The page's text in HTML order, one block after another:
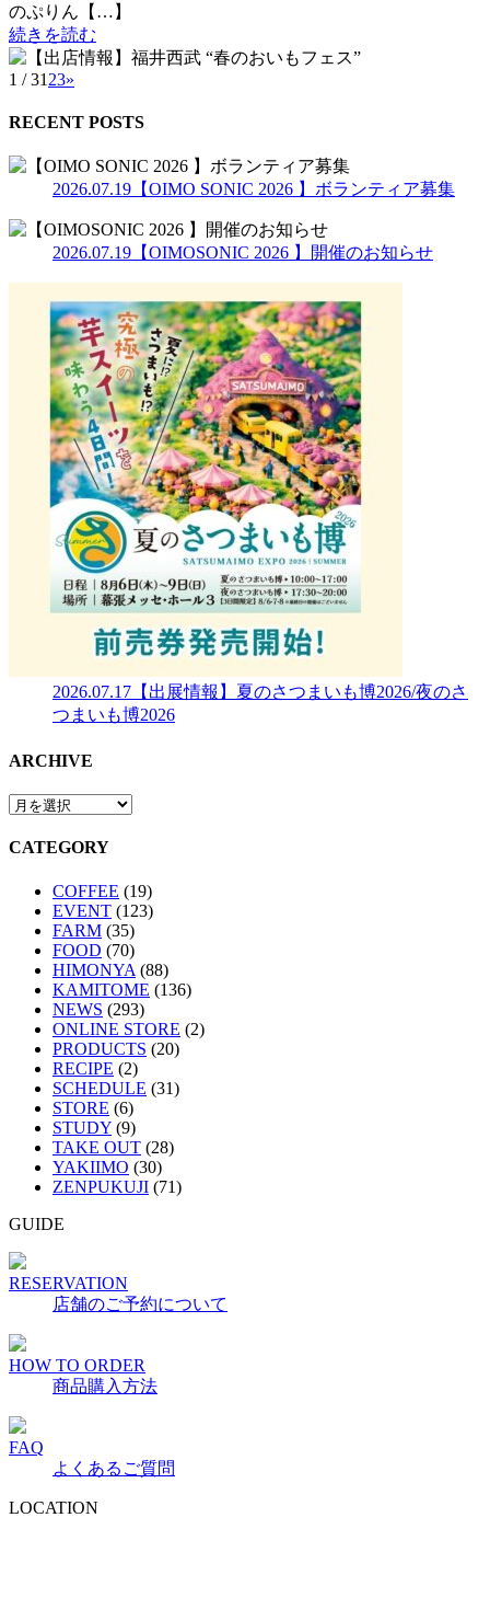
のぷりん【…】
続きを読む
1 / 31 23»
RECENT POSTS
2026.07.19 【OIMO SONIC 2026 】ボランティア募集
2026.07.19 【OIMOSONIC 2026 】開催のお知らせ
2026.07.17 【出展情報】夏のさつまいも博2026/夜のさ
つまいも博2026
ARCHIVE
CATEGORY
COFFEE (19)
EVENT (123)
FARM (35)
FOOD (70)
HIMONYA (88)
KAMITOME (136)
NEWS (293)
ONLINE STORE (2)
PRODUCTS (20)
RECIPE (2)
SCHEDULE (31)
STORE (6)
STUDY (9)
TAKE OUT (28)
YAKIIMO (30)
ZENPUKUJI (71)
GUIDE
RESERVATION
店舗のご予約について
HOW TO ORDER
商品購入方法
FAQ
よくあるご質問
LOCATION